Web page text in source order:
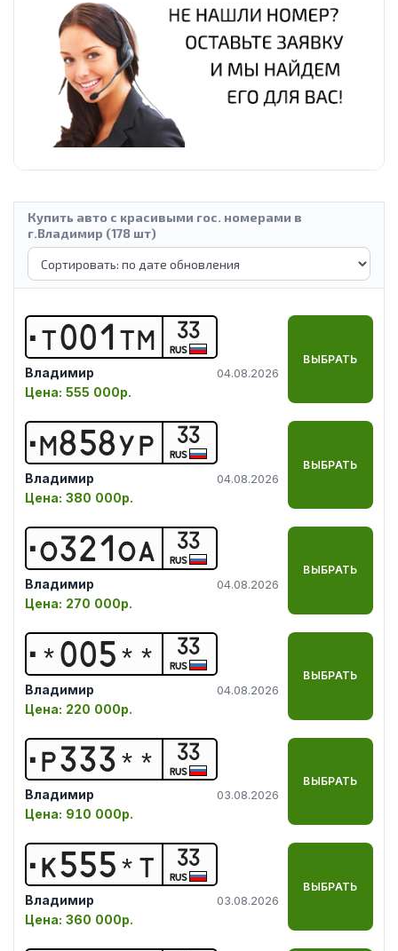
Купить авто с красивыми гос. номерами в
г.Владимир (178 шт)
Т001 ТМ 33
RUS
Владимир 04.08.2026
Цена: 555 000р.
ВЫБРАТЬ
Р333 * * 33
RUS
Владимир 03.08.2026
Цена: 910 000р.
ВЫБРАТЬ
М858УР 33
RUS
Владимир 04.08.2026
Цена: 380 000р.
ВЫБРАТЬ
К555 * Т 33
RUS
Владимир 03.08.2026
Цена: 360 000р.
ВЫБРАТЬ
О321 ОА 33
RUS
Владимир 04.08.2026
Цена: 270 000р.
ВЫБРАТЬ
* 005 * * 33
RUS
Владимир 04.08.2026
Цена: 220 000р.
ВЫБРАТЬ